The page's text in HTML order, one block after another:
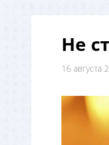
Не
16 августа